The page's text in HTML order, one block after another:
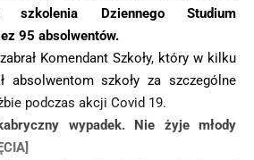
szkolenia Dziennego Studium
95 absolwentów.
Komendant Szkoły, który w kilku
absolwentom szkoły za szczególne
podczas akcji Covid 19.
wypadek. Nie żyje młody